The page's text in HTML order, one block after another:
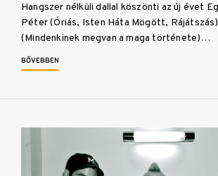
Hangszer nélküli dallal köszönti az új évet
Péter (Óriás, Isten Háta Mögött,
(Mindenkinek megvan a maga története)…
BŐVEBBEN